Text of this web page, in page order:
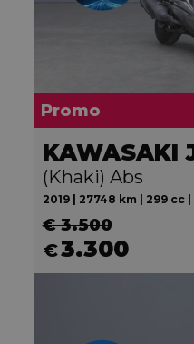
Promo
KAWASAKI
(Khaki) Abs
2019 | 27748 km | 299 cc
€ 3.500
€3.300